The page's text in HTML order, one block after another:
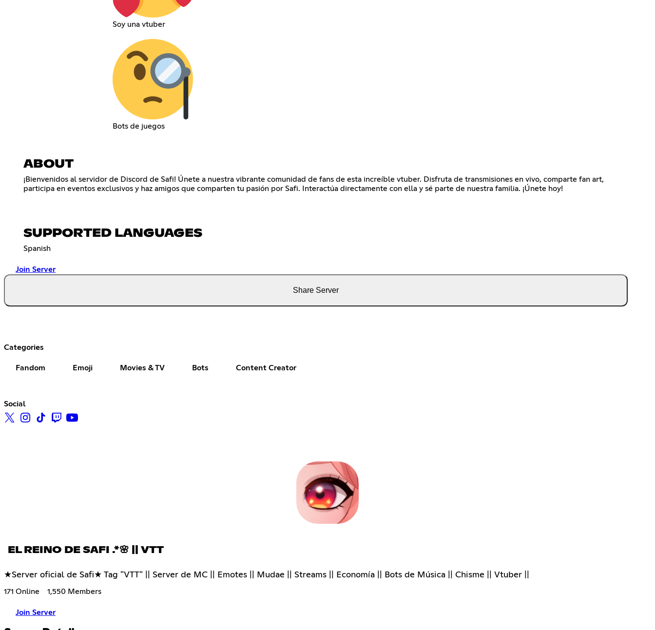
Soy una vtuber
Bots de juegos
ABOUT
¡Bienvenidos al servidor de Discord de Safi! Únete a nuestra vibrante comunidad de fans de esta increíble vtuber. Disfruta de transmisiones en vivo, comparte fan art,
participa en eventos exclusivos y haz amigos que comparten tu pasión por Safi. Interactúa directamente con ella y sé parte de nuestra familia. ¡Únete hoy!
SUPPORTED LANGUAGES
Spanish
Join Server
Share Server
Categories
Fandom Emoji Movies & TV Bots Content Creator
Social
EL REINO DE SAFI .*🌸 || VTT
★Server oficial de Safi★ Tag "VTT" || Server de MC || Emotes || Mudae || Streams || Economía || Bots de Música || Chisme || Vtuber ||
171 Online 1,550 Members
Join Server